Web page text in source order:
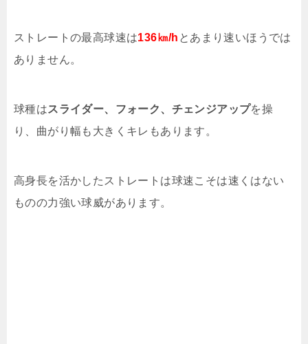
ストレートの最高球速は136㎞/h とあまり速いほうでは
ありません。
球種はスライダー、フォーク、チェンジアップを操
り、曲がり幅も大きくキレもあります。
高身長を活かしたストレートは球速こそは速くはない
ものの力強い球威があります。